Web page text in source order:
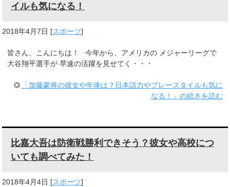
イルも気になる！
2018年4月7日 [スポーツ]
皆さん、こんにちは！ 今年から、アメリカの メジャーリーグで
大谷翔平選手が 早速の活躍を見せてく・・・
「加藤豪将の彼女や年俸は？日本語力やプレースタイルも気に
なる！」の続きを読む
比嘉大吾は防衛戦勝利できそう？彼女や高校につ
いても調べてみた！
2018年4月4日 [スポーツ]